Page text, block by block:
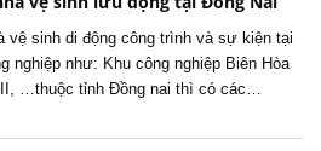
vệ sinh di động công trình và sự kiện tại
nghiệp như: Khu công nghiệp Biên Hòa
II, …thuộc tỉnh Đồng nai thì có các…